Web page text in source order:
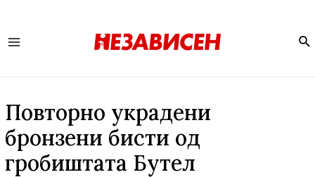
Повторно украдени
бронзени бисти од
гробиштата Бутел